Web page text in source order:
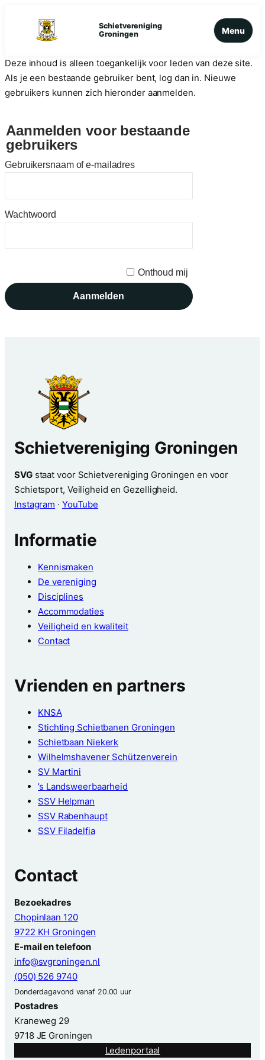
Schietvereniging
Groningen
Menu
Deze inhoud is alleen toegankelijk voor leden van deze site.
Als je een bestaande gebruiker bent, log dan in. Nieuwe
gebruikers kunnen zich hieronder aanmelden.
Aanmelden voor bestaande
gebruikers
Gebruikersnaam of e-mailadres
Wachtwoord
Onthoud mij
Schietvereniging Groningen
SVGstaat voor Schietvereniging Groningen en voor
Schietsport, Veiligheid en Gezelligheid.
Instagram · YouTube
Informatie
Kennismaken
De vereniging
Disciplines
Accommodaties
Veiligheid en kwaliteit
Contact
Vrienden en partners
KNSA
Stichting Schietbanen Groningen
Schietbaan Niekerk
Wilhelmshavener Schützenverein
SV Martini
’s Landsweerbaarheid
SSV Helpman
SSV Rabenhaupt
SSV Filadelfia
Contact
Bezoekadres
Chopinlaan 120
9722 KH Groningen
E-mail en telefoon
info@svgroningen.nl
(050) 526 9740
Donderdagavond vanaf 20.00 uur
Postadres
Kraneweg 29
9718 JE Groningen
Ledenportaal